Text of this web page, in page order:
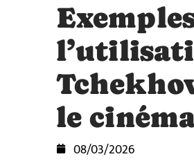
le
08/03/2026